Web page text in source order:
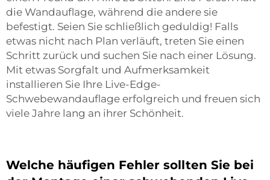
die Wandauflage, während die andere sie
befestigt. Seien Sie schließlich geduldig! Falls
etwas nicht nach Plan verläuft, treten Sie einen
Schritt zurück und suchen Sie nach einer Lösung.
Mit etwas Sorgfalt und Aufmerksamkeit
installieren Sie Ihre Live-Edge-
Schwebewandauflage erfolgreich und freuen sich
viele Jahre lang an ihrer Schönheit.
Welche häufigen Fehler sollten Sie bei